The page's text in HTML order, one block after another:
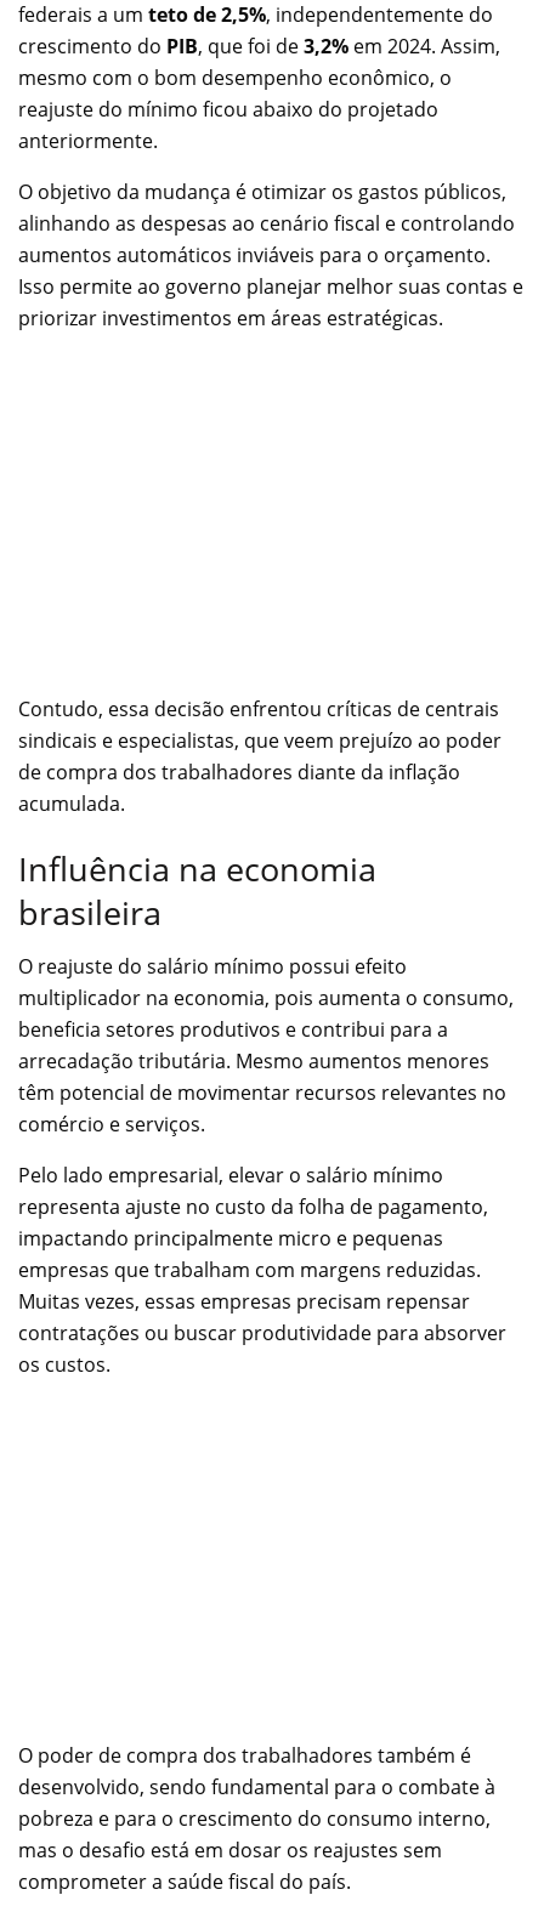
federais a um teto de 2,5%, independentemente do
crescimento do PIB, que foi de3,2% em 2024. Assim,
mesmo com o bom desempenho econômico, o
reajuste do mínimo ficou abaixo do projetado
anteriormente.
O objetivo da mudança é otimizar os gastos públicos,
alinhando as despesas ao cenário fiscal e controlando
aumentos automáticos inviáveis para o orçamento.
Isso permite ao governo planejar melhor suas contas e
priorizar investimentos em áreas estratégicas.
Contudo, essa decisão enfrentou críticas de centrais
sindicais e especialistas, que veem prejuízo ao poder
de compra dos trabalhadores diante da inflação
acumulada.
Influência na economia
brasileira
O reajuste do salário mínimo possui efeito
multiplicador na economia, pois aumenta o consumo,
beneficia setores produtivos e contribui para a
arrecadação tributária. Mesmo aumentos menores
têm potencial de movimentar recursos relevantes no
comércio e serviços.
Pelo lado empresarial, elevar o salário mínimo
representa ajuste no custo da folha de pagamento,
impactando principalmente micro e pequenas
empresas que trabalham com margens reduzidas.
Muitas vezes, essas empresas precisam repensar
contratações ou buscar produtividade para absorver
os custos.
O poder de compra dos trabalhadores também é
desenvolvido, sendo fundamental para o combate à
pobreza e para o crescimento do consumo interno,
mas o desafio está em dosar os reajustes sem
comprometer a saúde fiscal do país.